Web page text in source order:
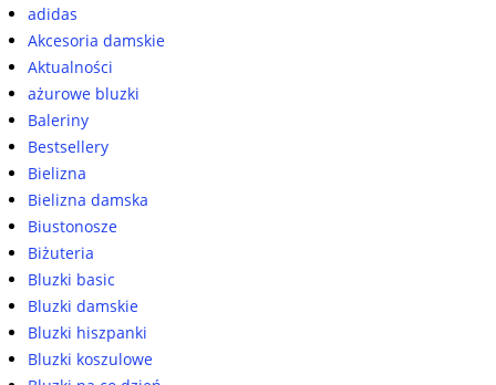
adidas
Akcesoria damskie
Aktualności
ażurowe bluzki
Baleriny
Bestsellery
Bielizna
Bielizna damska
Biustonosze
Biżuteria
Bluzki basic
Bluzki damskie
Bluzki hiszpanki
Bluzki koszulowe